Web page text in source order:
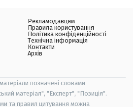
Рекламодавцям
Правила користування
Політика конфіденційності
Технічна інформація
Контакти
Архів
позначені словами
матеріал", "Експерт", "Позиція".
та правил цитування можна